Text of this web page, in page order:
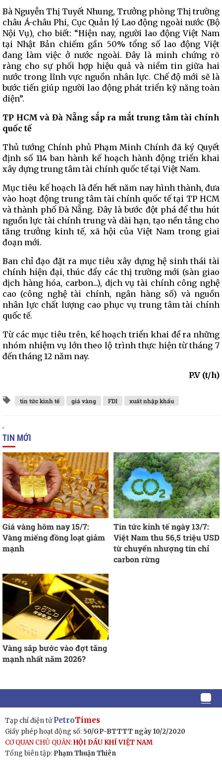
Bà Nguyễn Thị Tuyết Nhung, Trưởng phòng Thị trường
châu Á-châu Phi, Cục Quản lý Lao động ngoài nước (Bộ
Nội Vụ), cho biết: “Hiện nay, người lao động Việt Nam
tại Nhật Bản chiếm gần 50% tổng số lao động Việt
đang làm việc ở nước ngoài. Đây là minh chứng rõ
ràng cho sự phối hợp hiệu quả và niềm tin giữa hai
nước trong lĩnh vực nguồn nhân lực. Chế độ mới sẽ là
bước tiến giúp người lao động phát triển kỹ năng toàn
diện”.
TP HCM và Đà Nẵng sắp ra mắt trung tâm tài chính
quốc tế
Thủ tướng Chính phủ Phạm Minh Chính đã ký Quyết
định số 114 ban hành kế hoạch hành động triển khai
xây dựng trung tâm tài chính quốc tế tại Việt Nam.
Mục tiêu kế hoạch là đến hết năm nay hình thành, đưa
vào hoạt động trung tâm tài chính quốc tế tại TP HCM
và thành phố Đà Nẵng. Đây là bước đột phá để thu hút
nguồn lực tài chính trung và dài hạn, tạo nền tảng cho
tăng trưởng kinh tế, xã hội của Việt Nam trong giai
đoạn mới.
Ban chỉ đạo đặt ra mục tiêu xây dựng hệ sinh thái tài
chính hiện đại, thúc đẩy các thị trường mới (sàn giao
dịch hàng hóa, carbon...), dịch vụ tài chính công nghệ
cao (công nghệ tài chính, ngân hàng số) và nguồn
nhân lực chất lượng cao phục vụ trung tâm tài chính
quốc tế.
Từ các mục tiêu trên, kế hoạch triển khai đề ra những
nhóm nhiệm vụ lớn theo lộ trình thực hiện từ tháng 7
đến tháng 12 năm nay.
P.V (t/h)
tin tức kinh tế giá vàng FDI xuất nhập khẩu
TIN MỚI
Giá vàng hôm nay 15/7:
Vàng miếng đồng loạt giảm
mạnh
Tin tức kinh tế ngày 13/7:
Việt Nam thu 56,5 triệu USD
từ chuyển nhượng tín chỉ
carbon rừng
Vàng sắp bước vào đợt tăng
mạnh nhất năm 2026?
Tạp chí điện tửPetroTimes
Giấy phép hoạt động số: 50/GP-BTTTT ngày 10/2/2020
CƠ QUAN CHỦ QUẢN:HỘI DẦU KHÍ VIỆT NAM
Tổng biên tập: Phạm Thuận Thiên